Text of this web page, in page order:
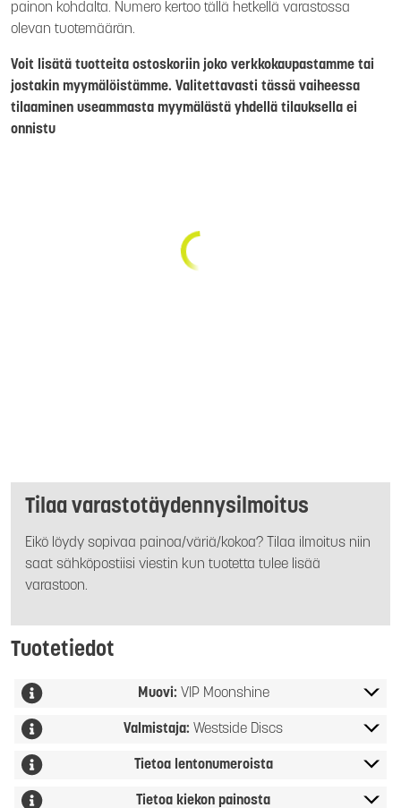
painon kohdalta. Numero kertoo tällä hetkellä varastossa
olevan tuotemäärän.
Voit lisätä tuotteita ostoskoriin joko verkkokaupastamme tai
jostakin myymälöistämme. Valitettavasti tässä vaiheessa
tilaaminen useammasta myymälästä yhdellä tilauksella ei
onnistu
Tilaa varastotäydennysilmoitus
Eikö löydy sopivaa painoa/väriä/kokoa? Tilaa ilmoitus niin
saat sähköpostiisi viestin kun tuotetta tulee lisää
varastoon.
Tuotetiedot
Muovi: VIP Moonshine
Valmistaja: Westside Discs
Tietoa lentonumeroista
Tietoa kiekon painosta